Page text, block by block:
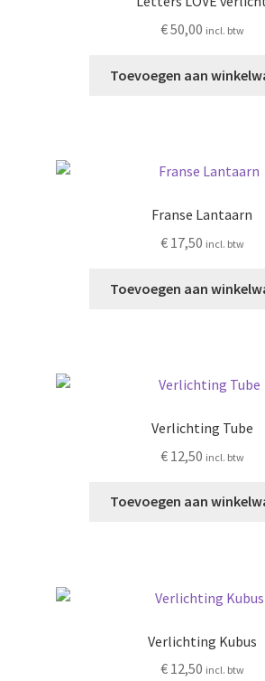
€50,00 incl. btw
Toevoegen aan
Franse Lantaarn
€17,50 incl. btw
Toevoegen aan
Verlichting Tube
€12,50 incl. btw
Toevoegen aan
Verlichting Kubus
€12,50 incl. btw